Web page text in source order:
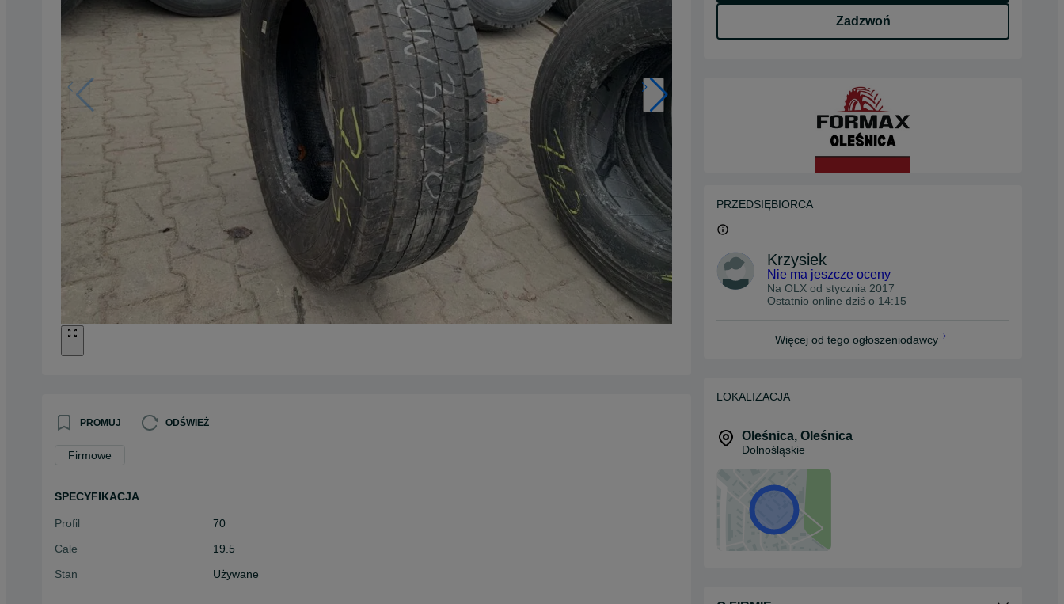
PROMUJ ODŚWIEŻ
Firmowe
SPECYFIKACJA
Profil
70
Cale
19.5
Stan
Używane
Zadzwoń
PRZEDSIĘBIORCA
Krzysiek
Nie ma jeszcze oceny
Na OLX od stycznia 2017
Ostatnio online dziś o 14:15
Więcej od tego ogłoszeniodawcy
LOKALIZACJA
Oleśnica, Oleśnica
Dolnośląskie